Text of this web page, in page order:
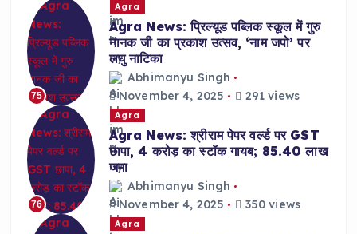
75
Agra
Agra News: प्रिल्यूड पब्लिक स्कूल में गुरु
नानक जी का प्रकाश उत्सव, ‘नाम जपो’ पर
लघु नाटिका
Abhimanyu Singh
November 4, 2025
291 views
76
Agra
Agra News: श्रीराम पेपर वर्ल्ड पर GST
छापा, 4 करोड़ का स्टॉक गायब; 85.40 लाख
जमा
Abhimanyu Singh
November 4, 2025
350 views
Agra